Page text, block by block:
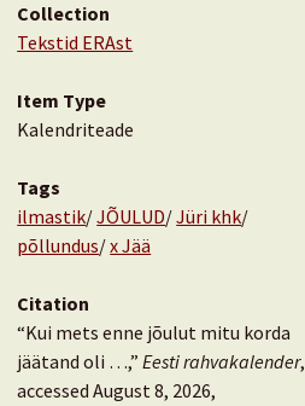
Collection
Tekstid ERAst
Item Type
Kalendriteade
Tags
ilmastik/JÕULUD/Jüri khk/
põllundus/x Jää
Citation
“Kui mets enne jõulut mitu korda
jäätand oli …,”Eesti rahvakalender,
accessed August 8, 2026,